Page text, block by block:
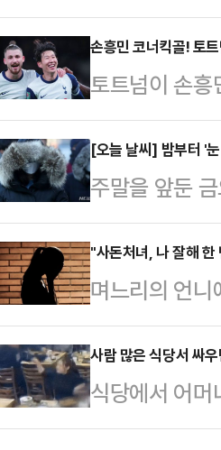
더불어민주당
만, 민주당은 '
법리스크와
법 위반 1심 '
울 그룹 대북
의 사법리스
상하는 것을
손흥민 코너킥골! 토
토트넘이 손
내고 리그컵(
토트넘 홋스
방전 끝에 후
체스터 시티
3시즌 만에 4
소화한 손흥
[오늘 날씨] 밤부터 '
주말을 앞둔
겠다.기상청
의 가장자리
후부터 충남권
다"라고 전했
망이다.경기
인천·경기 북
북 서부와 전…
"사돈처녀, 나 잘해
며느리의 언
지고 있다.17
뒤 정신적 충
의 사연을 다
왕래가 잦았
사람 많은 식당서 싸
식당에서 어
이 공개돼 논